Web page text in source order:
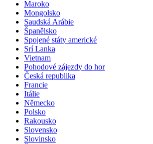
Maroko
Mongolsko
Saudská Arábie
Španělsko
Spojené státy americké
Srí Lanka
Vietnam
Pohodové zájezdy do hor
Česká republika
Francie
Itálie
Německo
Polsko
Rakousko
Slovensko
Slovinsko